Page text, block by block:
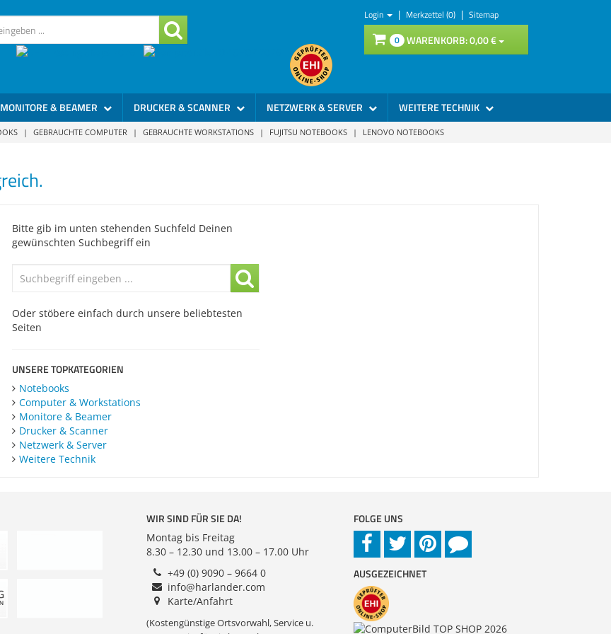
Login | Merkzettel (0) | Sitemap
0 WARENKORB:0,00€
MONITORE & BEAMER DRUCKER & SCANNER NETZWERK & SERVER WEITERE TECHNIK
| GEBRAUCHTE COMPUTER | GEBRAUCHTE WORKSTATIONS | FUJITSU NOTEBOOKS | LENOVO NOTEBOOKS
Bitte gib im unten stehenden Suchfeld Deinen
gewünschten Suchbegriff ein
Oder stöbere einfach durch unsere beliebtesten
Seiten
UNSERE TOPKATEGORIEN
Notebooks
Computer & Workstations
Monitore & Beamer
Drucker & Scanner
Netzwerk & Server
Weitere Technik
WIR SIND FÜR SIE DA!
Montag bis Freitag
8.30 – 12.30 und 13.00 – 17.00 Uhr
+49 (0) 9090 – 9664 0
info@harlander.com
Karte/Anfahrt
(Kostengünstige Ortsvorwahl, Service u.
FOLGE UNS
AUSGEZEICHNET